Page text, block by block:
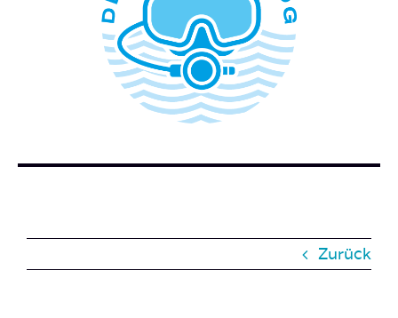
WER STECKT HINTER DEM TAUCHERBLOG?
BUCH BESTELLEN
Zurück